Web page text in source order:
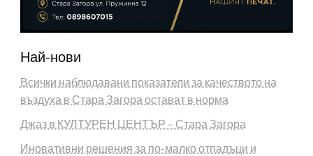
Най-нови
Всички наблюдавани показатели за качеството на
въздуха в Стара Загора остават в норма
Джаз в КУЛТУРЕН ЦЕНТЪР – Стара Загора
Иновативни решения за по-малко отпадъци и